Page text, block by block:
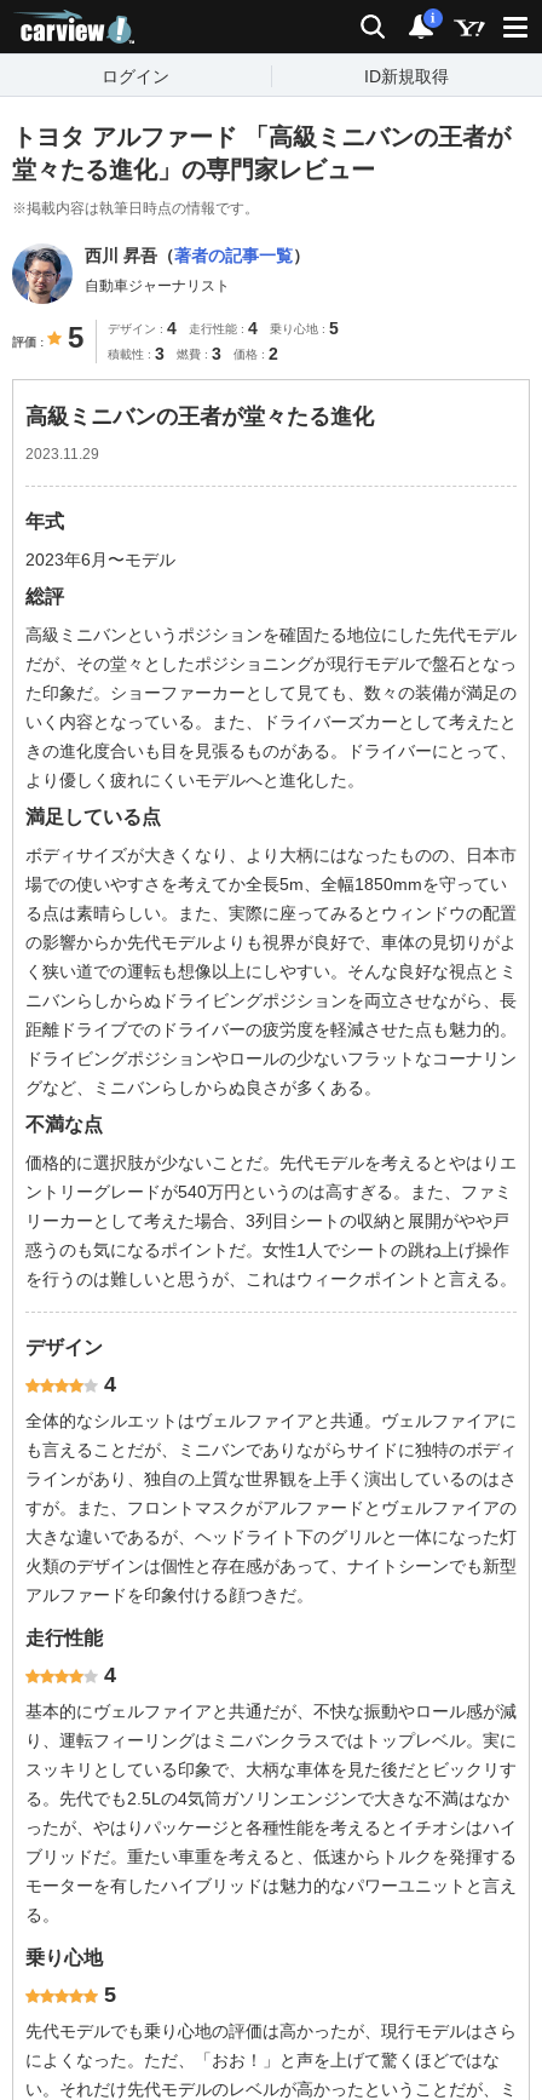
検索 通知
i
ログイン ID新規取得
トヨタ アルファード 「高級ミニバンの王者が
堂々たる進化」の専門家レビュー
※掲載内容は執筆日時点の情報です。
西川 昇吾（著者の記事一覧）
自動車ジャーナリスト
評価 5 デザイン 4 走行性能 4 乗り心地 5
積載性 3 燃費 3 価格 2
高級ミニバンの王者が堂々たる進化
2023.11.29
年式
2023年6月〜モデル
総評
高級ミニバンというポジションを確固たる地位にした先代モデル
だが、その堂々としたポジショニングが現行モデルで盤石となっ
た印象だ。ショーファーカーとして見ても、数々の装備が満足の
いく内容となっている。また、ドライバーズカーとして考えたと
きの進化度合いも目を見張るものがある。ドライバーにとって、
より優しく疲れにくいモデルへと進化した。
満足している点
ボディサイズが大きくなり、より大柄にはなったものの、日本市
場での使いやすさを考えてか全長5m、全幅1850mmを守ってい
る点は素晴らしい。また、実際に座ってみるとウィンドウの配置
の影響からか先代モデルよりも視界が良好で、車体の見切りがよ
く狭い道での運転も想像以上にしやすい。そんな良好な視点とミ
ニバンらしからぬドライビングポジションを両立させながら、長
距離ドライブでのドライバーの疲労度を軽減させた点も魅力的。
ドライビングポジションやロールの少ないフラットなコーナリン
グなど、ミニバンらしからぬ良さが多くある。
不満な点
価格的に選択肢が少ないことだ。先代モデルを考えるとやはりエ
ントリーグレードが540万円というのは高すぎる。また、ファミ
リーカーとして考えた場合、3列目シートの収納と展開がやや戸
惑うのも気になるポイントだ。女性1人でシートの跳ね上げ操作
を行うのは難しいと思うが、これはウィークポイントと言える。
デザイン
4
全体的なシルエットはヴェルファイアと共通。ヴェルファイアに
も言えることだが、ミニバンでありながらサイドに独特のボディ
ラインがあり、独自の上質な世界観を上手く演出しているのはさ
すが。また、フロントマスクがアルファードとヴェルファイアの
大きな違いであるが、ヘッドライト下のグリルと一体になった灯
火類のデザインは個性と存在感があって、ナイトシーンでも新型
アルファードを印象付ける顔つきだ。
走行性能
4
基本的にヴェルファイアと共通だが、不快な振動やロール感が減
り、運転フィーリングはミニバンクラスではトップレベル。実に
スッキリとしている印象で、大柄な車体を見た後だとビックリす
る。先代でも2.5Lの4気筒ガソリンエンジンで大きな不満はなか
ったが、やはりパッケージと各種性能を考えるとイチオシはハイ
ブリッドだ。重たい車重を考えると、低速からトルクを発揮する
モーターを有したハイブリッドは魅力的なパワーユニットと言え
る。
乗り心地
5
先代モデルでも乗り心地の評価は高かったが、現行モデルはさら
によくなった。ただ、「おお！」と声を上げて驚くほどではな
い。それだけ先代モデルのレベルが高かったということだが、ミ